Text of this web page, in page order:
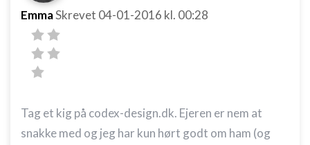
EmmaSkrevet 04-01-2016 kl. 00:28
Tag et kig på codex-design.dk. Ejeren er nem at
snakke med og jeg har kun hørt godt om ham (og